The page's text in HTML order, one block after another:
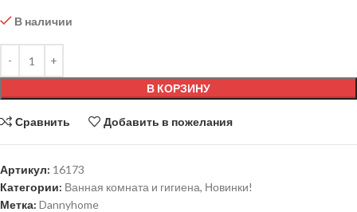
В наличии
В КОРЗИНУ
Сравнить Добавить в пожелания
Артикул: 16173
Категории: Ванная комната и гигиена, Новинки!
Метка: Dannyhome